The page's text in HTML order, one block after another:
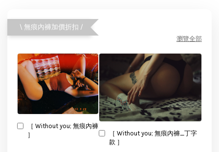
\ 無痕內褲加價折扣 /
瀏覽全部
［ Without you; 無痕內褲
］
［ Without you; 無痕內褲_丁字
款 ］